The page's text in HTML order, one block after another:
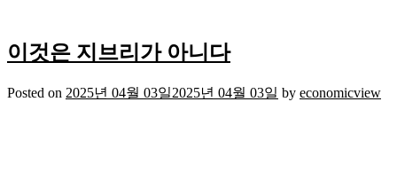
이것은 지브리가 아니다
Posted on 2025년 04월 03일2025년 04월 03일 by economicview